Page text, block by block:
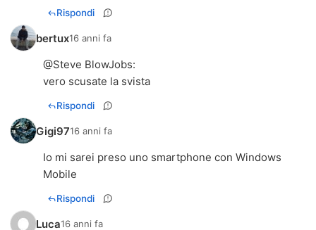
Rispondi
bertux16 anni fa
@Steve BlowJobs:
vero scusate la svista
Rispondi
Gigi9716 anni fa
Io mi sarei preso uno smartphone con Windows
Mobile
Rispondi
Luca16 anni fa